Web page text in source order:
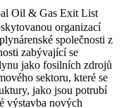
Oil & Gas Exit List
organizací
společnosti z
zabývající se
jako fosilních zdrojů
sektoru, které se
jako jsou potrubí
výstavba nových